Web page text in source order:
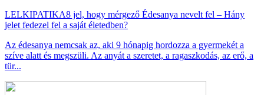
LELKIPATIKA8 jel, hogy mérgező Édesanya nevelt fel – Hány
jelet fedezel fel a saját életedben?
Az édesanya nemcsak az, aki 9 hónapig hordozza a gyermekét a
szíve alatt és megszüli. Az anyát a szeretet, a ragaszkodás, az erő, a
tür...